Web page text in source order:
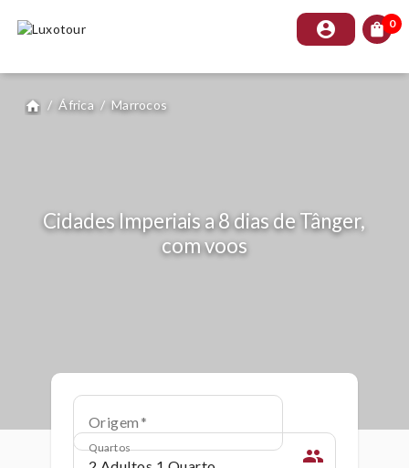
account_circle shopping_bag 0
home / África / Marrocos
Cidades Imperiais a 8 dias de Tânger,
com voos
Origem
Quartos people